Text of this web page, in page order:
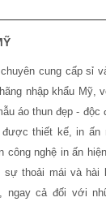
cung cấp sỉ
nhập khẩu Mỹ,
áo thun đẹp -
thiết kế, in
công nghệ in ấn
thoải mái và hài
ngay cả đối với